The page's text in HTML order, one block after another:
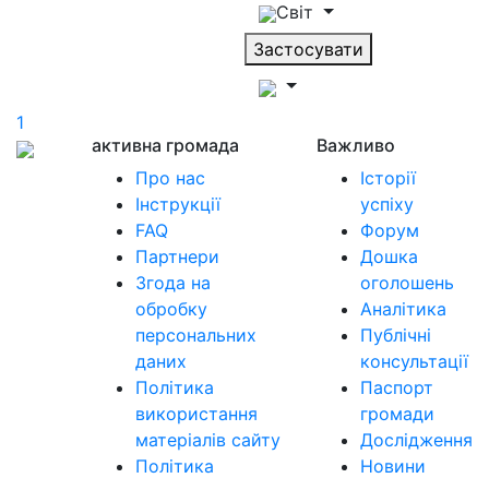
Світ
Застосувати
1
активна громада
Про нас
Інструкції
FAQ
Партнери
Згода на
обробку
персональних
даних
Політика
використання
матеріалів сайту
Політика
Важливо
Історії
успіху
Форум
Дошка
оголошень
Аналітика
Публічні
консультації
Паспорт
громади
Дослідження
Новини